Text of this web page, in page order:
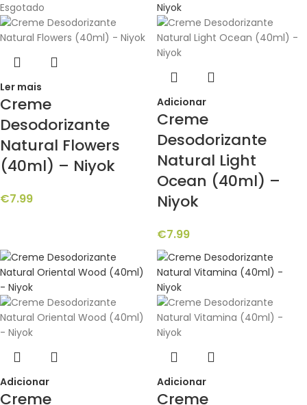
Esgotado
Ler mais
Creme
Desodorizante
Natural Flowers
(40ml) – Niyok
€7.99
Adicionar
Creme
Desodorizante
Natural Light
Ocean (40ml) –
Niyok
€7.99
Adicionar
Creme
Adicionar
Creme